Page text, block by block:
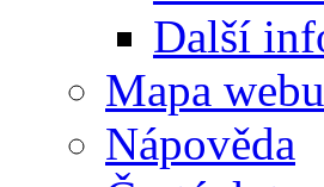
Další
Mapa webu
Nápověda